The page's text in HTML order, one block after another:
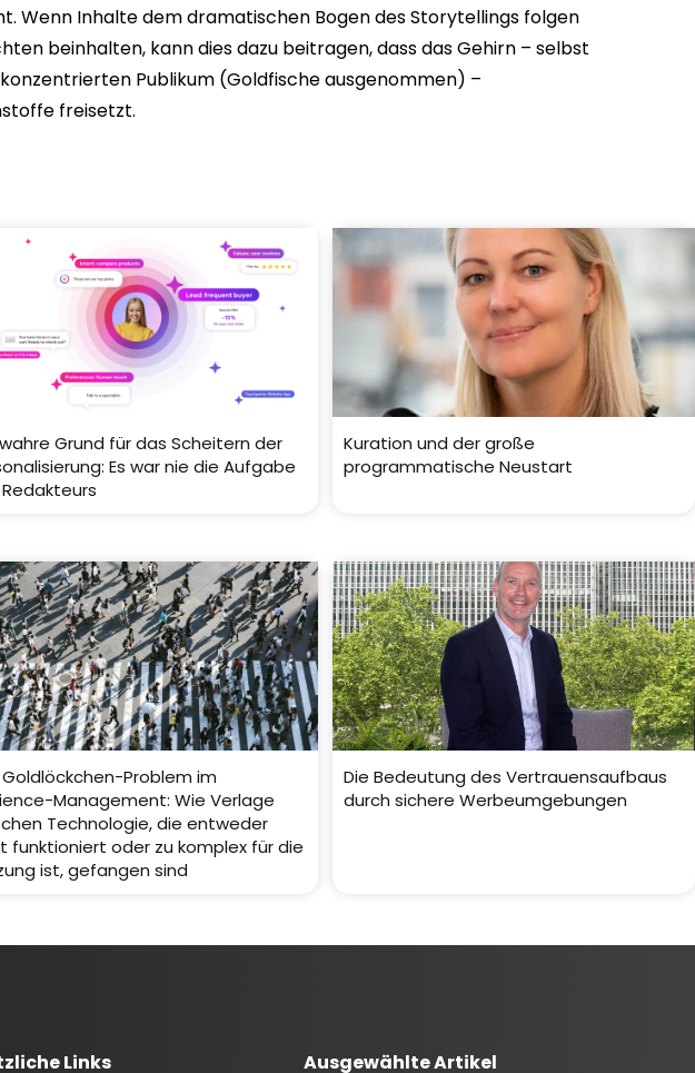
Wenn Inhalte dem dramatischen Bogen des Storytellings folgen
beinhalten, kann dies dazu beitragen, dass das Gehirn – selbst
Publikum (Goldfische ausgenommen) –
freisetzt.
Grund für das Scheitern der
Es war nie die Aufgabe
Kuration und der große
programmatische Neustart
Goldlöckchen-Problem im
Management: Wie Verlage
Technologie, die entweder
funktioniert oder zu komplex für die
ist, gefangen sind
Die Bedeutung des Vertrauensaufbaus
durch sichere Werbeumgebungen
Links Ausgewählte Artikel